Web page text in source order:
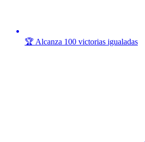
🏆 Alcanza 100 victorias igualadas